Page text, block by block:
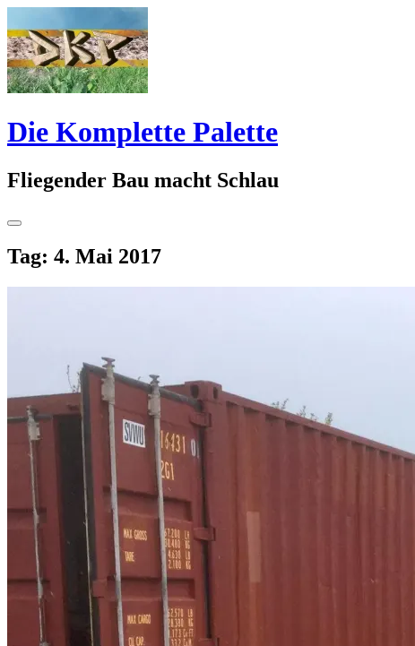
zum
Inhalt
Die Komplette Palette
Fliegender Bau macht Schlau
Seitenleiste
Tag: 4. Mai 2017